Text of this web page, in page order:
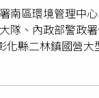
苗造成緊迫及副
大動物疫病的防
品，以提高國內
位檢察官協同複
犯廢棄物清理法
養豬場員工疑便
回填廢棄物。南
法執行，需花2
南區環境管理中
隊、內政部警政
縣二林鎮國營大
確有回填堆置養
挖的土方散發出